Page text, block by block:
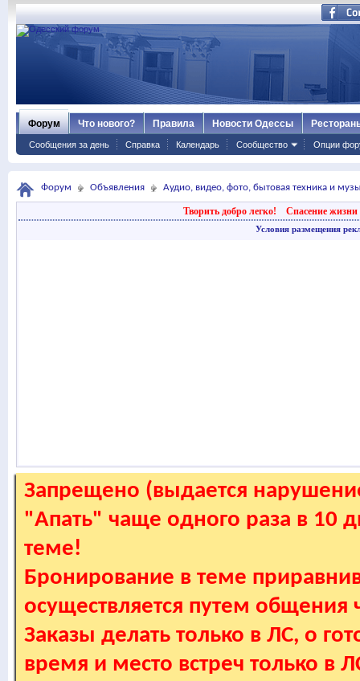
Форум
Сообщения за день Справка Календарь Сообщество Опции
Что нового? Правила Новости Одессы
Форум Объявления Аудио, видео, фото, бытовая техника и
Творить добро легко! Спасение жизни
Условия размещения
Запрещено (выдается
"Апать" чаще одного раза в 10
теме!
Бронирование в теме
осуществляется путем
Заказы делать только в ЛС, о
время и место встреч только в